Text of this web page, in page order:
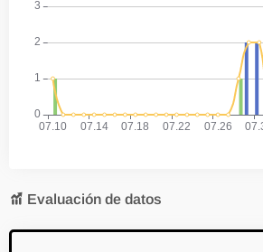
Evaluación de datos